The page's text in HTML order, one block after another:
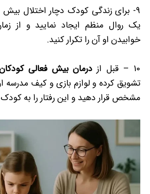
9- برای زندگی کودک دچار اختلال
یک روال منظم ایجاد نمایید و از
خوابیدن او آن را تکرار کنید.
10 – قبل از درمان بیش فعالی
تشویق کرده و لوازم بازی و کیف مدرسه
مشخص قرار دهید و این رفتار را به کودک